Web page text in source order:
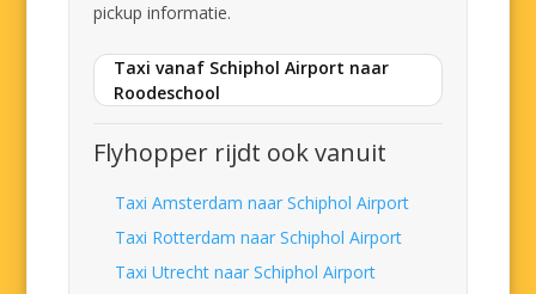
pickup informatie.
Taxi vanaf Schiphol Airport naar
Roodeschool
Flyhopper rijdt ook vanuit
Taxi Amsterdam naar Schiphol Airport
Taxi Rotterdam naar Schiphol Airport
Taxi Utrecht naar Schiphol Airport